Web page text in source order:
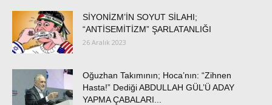
SİYONİZM’İN SOYUT SİLAHI;
“ANTİSEMİTİZM” ŞARLATANLIĞI
26 Aralık 2023
Oğuzhan Takımının; Hoca’nın: “Zihnen
Hasta!” Dediği ABDULLAH GÜL’Ü ADAY
YAPMA ÇABALARI...